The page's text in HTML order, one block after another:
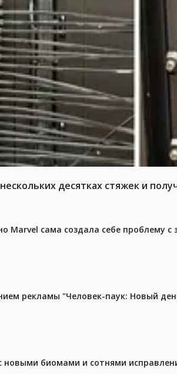
десятках стяжек и
Marvel сама создала себе проблему с
рекламы "Человек-паук: Новый
новыми биомами и сотнями